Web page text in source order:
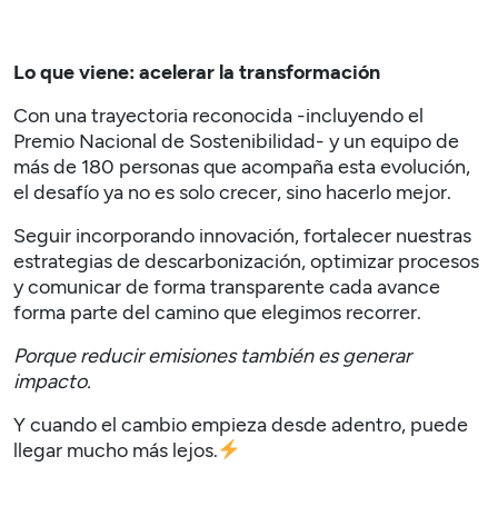
Lo que viene: acelerar la transformación
Con una trayectoria reconocida -incluyendo el
Premio Nacional de Sostenibilidad- y un equipo de
más de 180 personas que acompaña esta evolución,
el desafío ya no es solo crecer, sino hacerlo mejor.
Seguir incorporando innovación, fortalecer nuestras
estrategias de descarbonización, optimizar procesos
y comunicar de forma transparente cada avance
forma parte del camino que elegimos recorrer.
Porque reducir emisiones también es generar
impacto.
Y cuando el cambio empieza desde adentro, puede
llegar mucho más lejos.